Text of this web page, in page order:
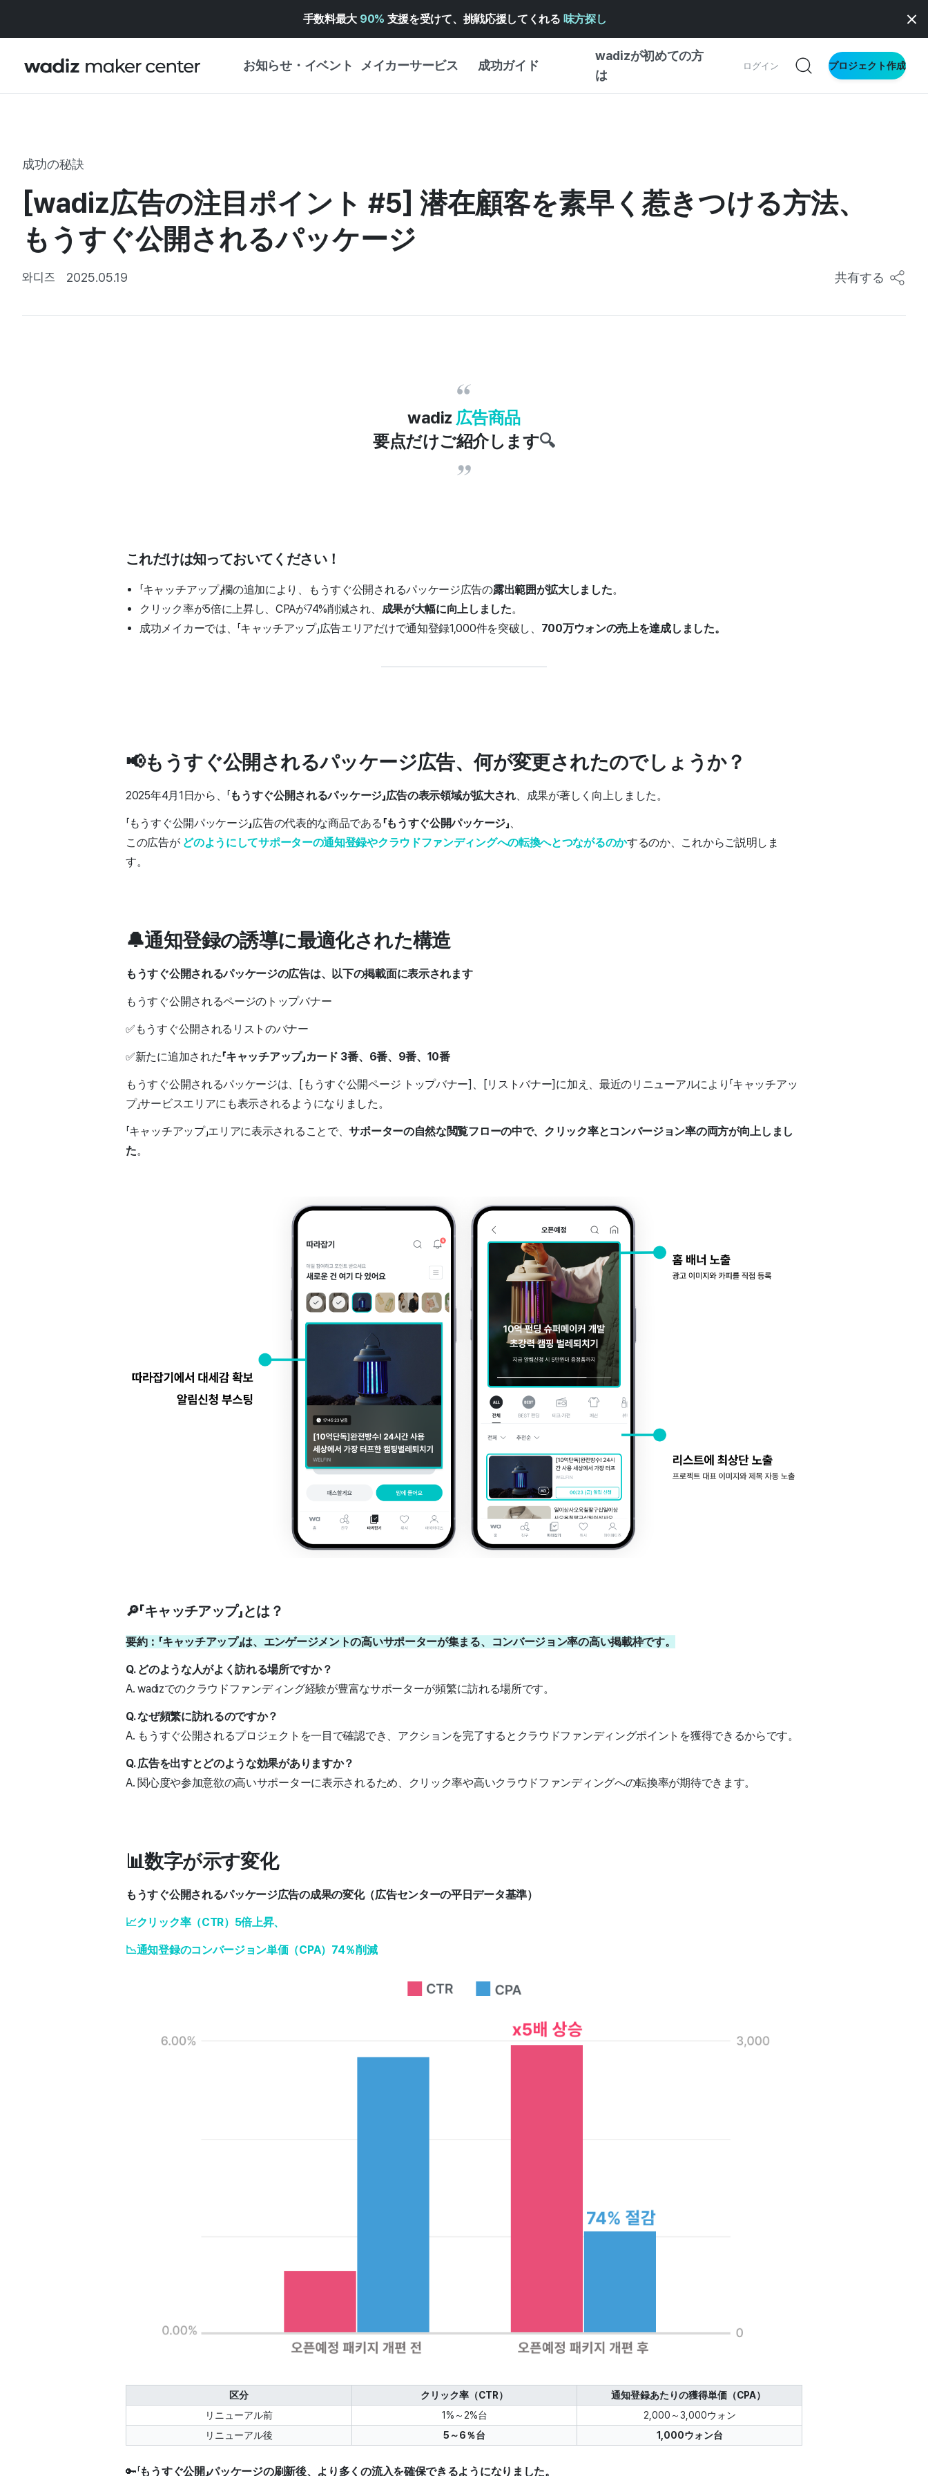
手数料最大 90% 支援を受けて、挑戦応援してくれる 味方探し
お知らせ・イベント メイカーサービス 成功ガイド
wadizが初めての方
は
ログイン プロジェクト作成
重要なお知らせ
企画展カレンダー
支援事業
WADIZアワード ↗︎
成功ストーリー
創作型
ビジネス向け
成功の秘訣
[wadiz広告の注目ポイント #5] 潜在顧客を素早く惹きつける方法、
もうすぐ公開されるパッケージ
와디즈 2025.05.19 共有する
wadiz 広告商品
要点だけご紹介します🔍
これだけは知っておいてください！
「キャッチアップ」欄の追加により、もうすぐ公開されるパッケージ広告の露出範囲が拡大しました。
クリック率が5倍に上昇し、CPAが74%削減され、 成果が大幅に向上しました。
成功メイカーでは、「キャッチアップ」広告エリアだけで通知登録1,000件を突破し、 700万ウォンの売上を達成しました。
📢もうすぐ公開されるパッケージ広告、何が変更されたのでしょうか？
2025年4月1日から、「もうすぐ公開されるパッケージ」広告の表示領域が拡大され、成果が著しく向上しました。
「もうすぐ公開パッケージ」広告の代表的な商品である「もうすぐ公開パッケージ」、
この広告が どのようにしてサポーターの通知登録やクラウドファンディングへの転換へとつながるのかするのか、これからご説明しま
す。
🔔通知登録の誘導に最適化された構造
もうすぐ公開されるパッケージの広告は、以下の掲載面に表示されます
もうすぐ公開されるページのトップバナー
✅もうすぐ公開されるリストのバナー
✅新たに追加された「キャッチアップ」カード 3番、6番、9番、10番
もうすぐ公開されるパッケージは、[もうすぐ公開ページ トップバナー]、[リストバナー]に加え、最近のリニューアルにより「キャッチアッ
プ」サービスエリアにも表示されるようになりました。
「キャッチアップ」エリアに表示されることで、サポーターの自然な閲覧フローの中で、クリック率とコンバージョン率の両方が向上しまし
た。
🔎「キャッチアップ」とは？
要約：「キャッチアップ」は、エンゲージメントの高いサポーターが集まる、コンバージョン率の高い掲載枠です。
Q. どのような人がよく訪れる場所ですか？
A. wadizでのクラウドファンディング経験が豊富なサポーターが頻繁に訪れる場所です。
Q. なぜ頻繁に訪れるのですか？
A. もうすぐ公開されるプロジェクトを一目で確認でき、アクションを完了するとクラウドファンディングポイントを獲得できるからです。
Q. 広告を出すとどのような効果がありますか？
A. 関心度や参加意欲の高いサポーターに表示されるため、クリック率や高いクラウドファンディングへの転換率が期待できます。
📊数字が示す変化
もうすぐ公開されるパッケージ広告の成果の変化（広告センターの平日データ基準）
📈クリック率（CTR）5倍上昇、
📉通知登録のコンバージョン単価（CPA）74％削減
区分 クリック率（CTR）
通知登録あたりの獲得単価（CPA）
リニューアル前
1%～2%台
2,000～3,000ウォン
リニューアル後
5～6％台 1,000ウォン台
🔑「もうすぐ公開」パッケージの刷新後、より多くの流入を確保できるようになりました。